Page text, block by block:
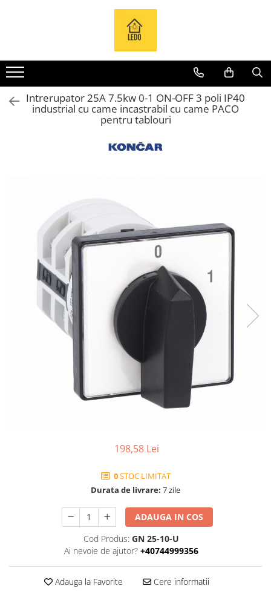
Becuri
Becuri LED
Tuburi LED
Accesorii tablouri electrice
Aparataj tablouri electrice
Sigurante automate
Sigurante fuzibile
Contactoare si relee
Intrerupatoare pentru tablouri
electrice
Alte aparataje
Banda led si accesorii
Prelungitoare pe tambur
Prelungitoare industriale
Distribuitoare de curent
Intrerupator 25A 7.5kw 0-1 ON-OFF 3 poli IP40
industrial cu came incastrabil cu came PACO
pentru tablouri
198,58 Lei
0STOC LIMITAT
Durata de livrare: 7 zile
ADAUGA IN COS
Cod Produs: GN 25-10-U
Ai nevoie de ajutor? +40744999356
Adauga la Favorite Cere informatii